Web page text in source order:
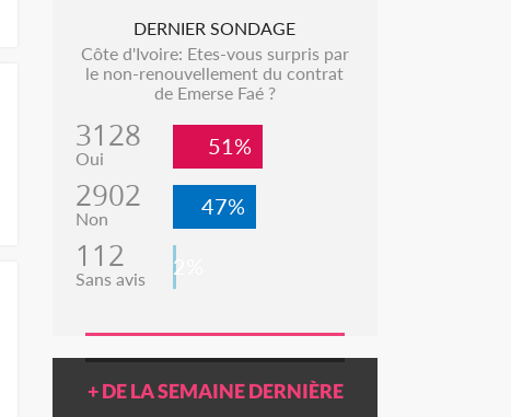
DERNIER SONDAGE
Côte d'Ivoire: Etes-vous surpris par
le non-renouvellement du contrat
de Emerse Faé ?
3128
Oui 51%
2902
Non 47%
112
Sans avis 2%
+ DE LA SEMAINE DERNIÈRE